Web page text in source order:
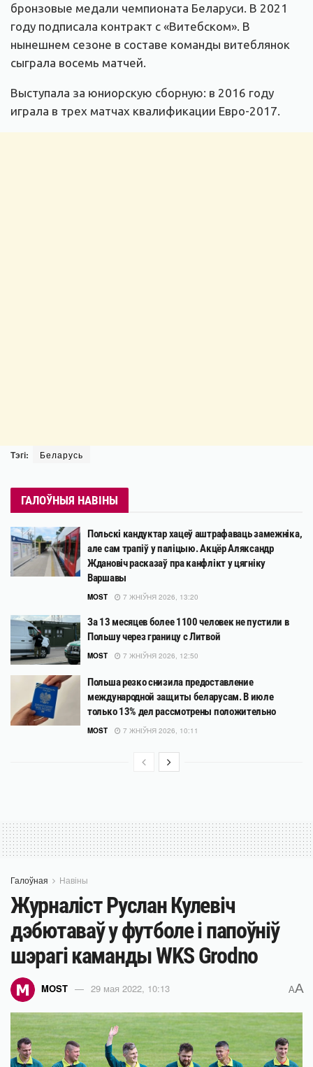
бронзовые медали чемпионата Беларуси. В 2021
году подписала контракт с «Витебском». В
нынешнем сезоне в составе команды витеблянок
сыграла восемь матчей.
Выступала за юниорскую сборную: в 2016 году
играла в трех матчах квалификации Евро-2017.
Тэгі: Беларусь
ГАЛОЎНЫЯ НАВІНЫ
Польскі кандуктар хацеў аштрафаваць замежніка,
але сам трапіў у паліцыю. Акцёр Аляксандр
Ждановіч расказаў пра канфлікт у цягніку
Варшавы
MOST 7 ЖНІЎНЯ 2026, 13:20
За 13 месяцев более 1100 человек не пустили в
Польшу через границу с Литвой
MOST 7 ЖНІЎНЯ 2026, 12:50
Польша резко снизила предоставление
международной защиты беларусам. В июле
только 13% дел рассмотрены положительно
MOST 7 ЖНІЎНЯ 2026, 10:11
Галоўная Навіны
Журналіст Руслан Кулевіч
дэбютаваў у футболе і папоўніў
шэрагі каманды WKS Grodno
MOST 29 мая 2022, 10:13 AA